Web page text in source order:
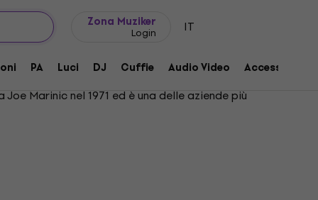
Zona Muziker
Login IT
PA Luci DJ Cuffie Audio Video Accessori
Marinic nel 1971 ed è una delle aziende più